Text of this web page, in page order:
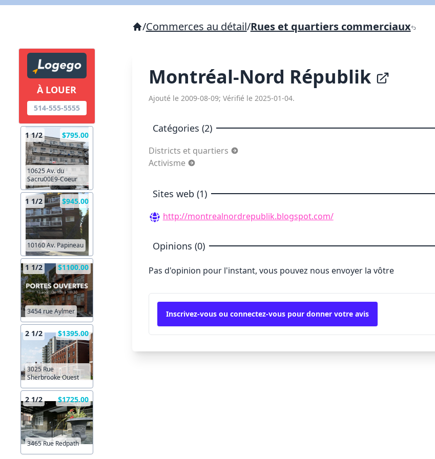
À LOUER
514-555-5555
1 1/2 $795.00
10625 Av. du
Sacru00E9-Coeur
1 1/2 $945.00
10160 Av. Papineau
1 1/2 $1100.00
3454 rue Aylmer
2 1/2 $1395.00
3025 Rue
Sherbrooke Ouest
2 1/2 $1725.00
3465 Rue Redpath
/Commerces au détail/Rues et quartiers commerciaux
Montréal-Nord Républik
Ajouté le 2009-08-09; Vérifié le 2025-01-04.
Catégories (2)
Districts et quartiers
Activisme
Sites web (1)
http://montrealnordrepublik.blogspot.com/
Opinions (0)
Pas d'opinion pour l'instant, vous pouvez nous envoyer la vôtre
Inscrivez-vous ou connectez-vous pour donner votre avis
X Fermer
Copier lien
X Fermer